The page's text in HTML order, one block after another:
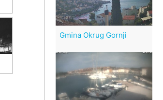
Gmina Okrug Gornji